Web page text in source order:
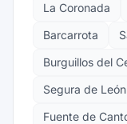
La Coronada
Barcarrota
Burguillos del
Segura de León
Fuente de